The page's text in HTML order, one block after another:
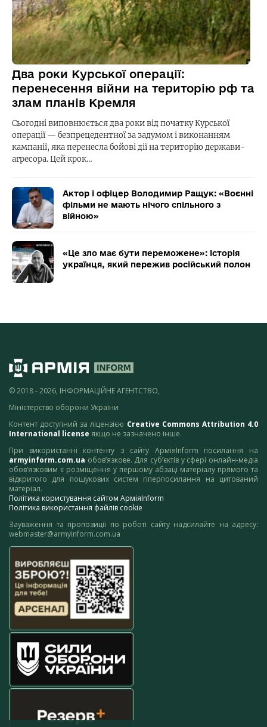
Два роки Курської операції:
перенесення війни на територію рф та
злам планів Кремля
Сьогодні виповнюється два роки від початку Курської
операції — безпрецедентної за задумом і виконанням
кампанії, яка перенесла бойові дії на територію держави-
агресора. Цей крок…
Актор і офіцер Володимир Ращук: «Воєнні
фільми не мають нічого спільного з
війною»
«Це зло має бути переможене»: історія
українця, який пережив російський полон
© 2018 - 2026, ІНФОРМАЦІЙНЕ АГЕНТСТВО,
Міністерство оборони України
Контент доступний за ліцензією Creative Commons Attribution 4.0
International license якщо не зазначено інше.
При використанні контенту з сайту АрміяInform посилання на
armyinform.com.ua обов’язкове. Для суб’єктів у сфері онлайн-медіа
обов’язковим є розміщення у першому абзаці матеріалу прямого та
відкритого для пошукових систем гіперпосилання на цитований
матеріал.
Політика користування сайтом АрміяInform
Політика використання файлів cookie
Зауваження та пропозиції по роботі сайту надсилайте на адресу:
webmaster@armyinform.com.ua